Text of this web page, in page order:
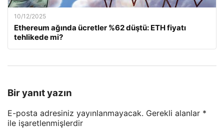
10/12/2025
Ethereum ağında ücretler %62 düştü: ETH fiyatı
tehlikede mi?
Bir yanıt yazın
E-posta adresiniz yayınlanmayacak. Gerekli alanlar *
ile işaretlenmişlerdir